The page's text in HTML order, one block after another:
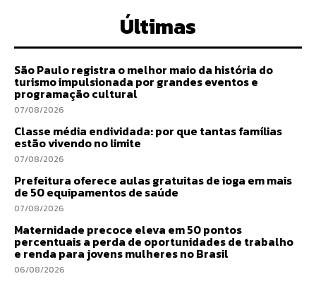
Últimas
São Paulo registra o melhor maio da história do
turismo impulsionada por grandes eventos e
programação cultural
07/08/2026
Classe média endividada: por que tantas famílias
estão vivendo no limite
07/08/2026
Prefeitura oferece aulas gratuitas de ioga em mais
de 50 equipamentos de saúde
07/08/2026
Maternidade precoce eleva em 50 pontos
percentuais a perda de oportunidades de trabalho
e renda para jovens mulheres no Brasil
06/08/2026